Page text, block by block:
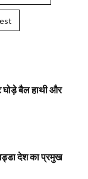
बैल हाथी और
देश का प्रमुख